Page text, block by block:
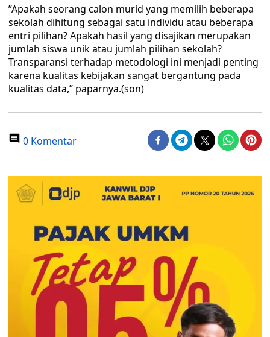
​”Apakah seorang calon murid yang memilih beberapa
sekolah dihitung sebagai satu individu atau beberapa
entri pilihan? Apakah hasil yang disajikan merupakan
jumlah siswa unik atau jumlah pilihan sekolah?
Transparansi terhadap metodologi ini menjadi penting
karena kualitas kebijakan sangat bergantung pada
kualitas data,” paparnya.(son)
0 Komentar